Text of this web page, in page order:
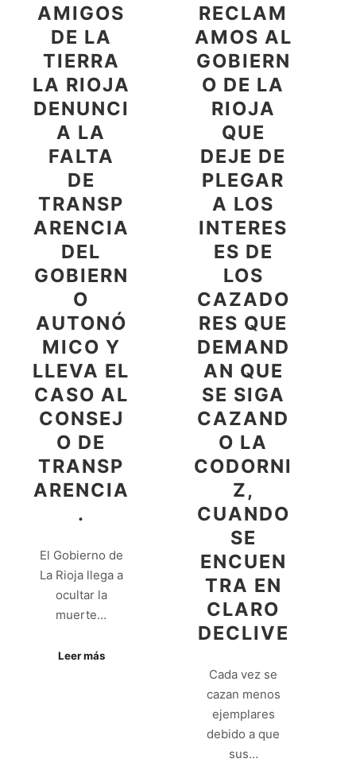
AMIGOS
DE LA
TIERRA
LA RIOJA
DENUNCI
A LA
FALTA
DE
TRANSP
ARENCIA
DEL
GOBIERN
O
AUTONÓ
MICO Y
LLEVA EL
CASO AL
CONSEJ
O DE
TRANSP
ARENCIA
.
El Gobierno de
La Rioja llega a
ocultar la
muerte…
Leer más
RECLAM
AMOS AL
GOBIERN
O DE LA
RIOJA
QUE
DEJE DE
PLEGAR
A LOS
INTERES
ES DE
LOS
CAZADO
RES QUE
DEMAND
AN QUE
SE SIGA
CAZAND
O LA
CODORNI
Z,
CUANDO
SE
ENCUEN
TRA EN
CLARO
DECLIVE
Cada vez se
cazan menos
ejemplares
debido a que
sus…